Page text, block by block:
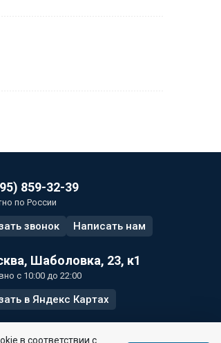
859-32-39
по России
звонок Написать нам
Шаболовка, 23, к1
с 10:00 до 22:00
в Яндекс Картах
в соответствии с